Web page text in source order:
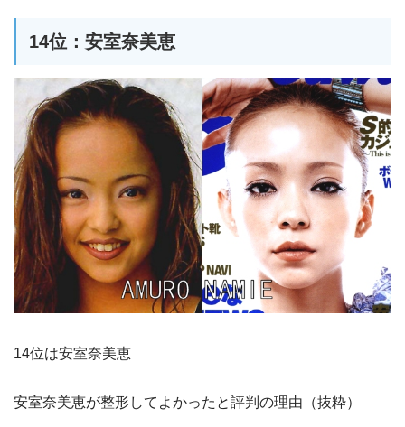
14位：安室奈美恵
14位は安室奈美恵
安室奈美恵が整形してよかったと評判の理由（抜粋）